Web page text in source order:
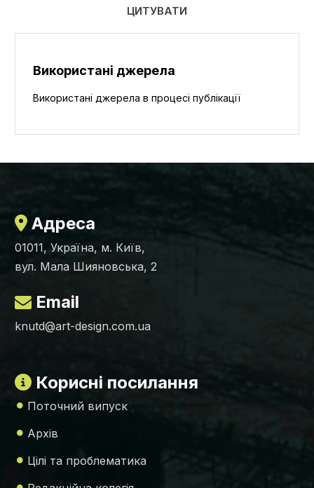
ЦИТУВАТИ
Використані джерела
Використані джерела в процесі публікації
Адреса
01011, Україна, м. Київ,
вул. Мала Шияновська, 2
Email
knutd@art-design.com.ua
Корисні посилання
Поточний випуск
Архів
Цілі та проблематика